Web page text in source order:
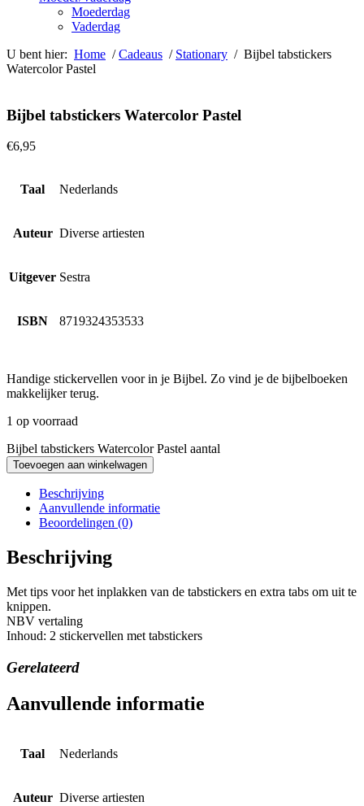
Moederdag
Vaderdag
U bent hier: Home /Cadeaus / Stationary / Bijbel tabstickers
Watercolor Pastel
Bijbel tabstickers Watercolor Pastel
€6,95
Taal Nederlands
Auteur Diverse artiesten
Uitgever Sestra
ISBN 8719324353533
Handige stickervellen voor in je Bijbel. Zo vind je de bijbelboeken
makkelijker terug.
1 op voorraad
Bijbel tabstickers Watercolor Pastel aantal
Toevoegen aan winkelwagen
Beschrijving
Aanvullende informatie
Beoordelingen (0)
Beschrijving
Met tips voor het inplakken van de tabstickers en extra tabs om uit te
knippen.
NBV vertaling
Inhoud: 2 stickervellen met tabstickers
Gerelateerd
Aanvullende informatie
Taal Nederlands
Auteur Diverse artiesten